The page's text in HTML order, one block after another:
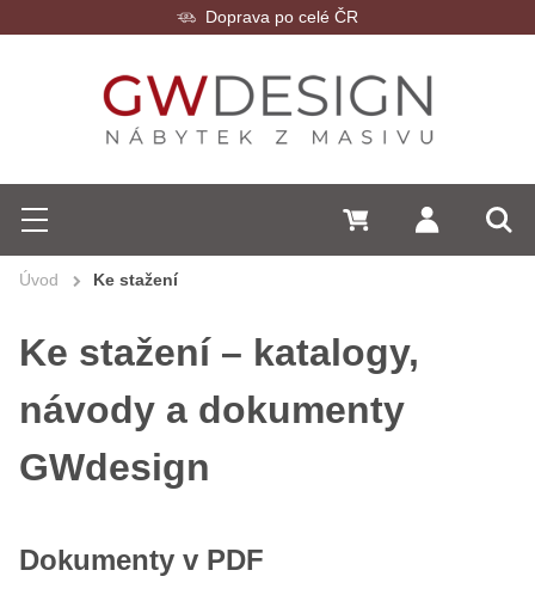
Hledat
Menu Přihlásit se
0 Kč
Doprava po celé ČR
Úvod Ke stažení
Ke stažení – katalogy,
návody a dokumenty
GWdesign
Dokumenty v PDF